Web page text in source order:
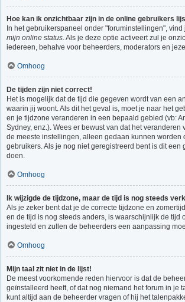
Hoe kan ik onzichtbaar zijn in de online gebruikers
In het gebruikerspaneel onder "foruminstellingen", vind
mijn online status. Als je deze optie activeert zul je
iedereen, behalve voor beheerders, moderators en
Omhoog
De tijden zijn niet correct!
Het is mogelijk dat de tijd die gegeven wordt van een
waarin jij woont. Als dit het geval is, moet je naar het
en je tijdzone veranderen in een bepaald gebied (vb:
Sydney, enz.). Wees er bewust van dat het veranderen
de meeste instellingen, alleen gedaan kunnen worden
gebruikers. Als je nog niet geregistreerd bent is dit een
doen.
Omhoog
Ik wijzigde de tijdzone, maar de tijd is nog steeds
Als je zeker bent dat je de correcte tijdzone en
en de tijd is nog steeds anders, is waarschijnlijk de tijd
ingesteld en zullen de beheerders een aanpassing
Omhoog
Mijn taal zit niet in de lijst!
De meest voorkomende reden hiervoor is dat de
geïnstalleerd heeft, of dat nog niemand het forum in je
kunt altijd aan de beheerder vragen of hij het